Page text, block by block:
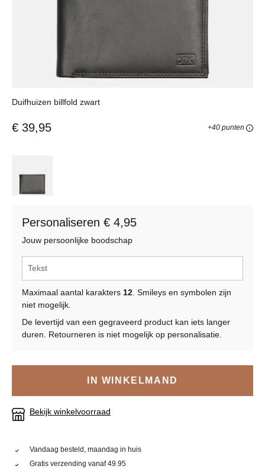
Duifhuizen billfold zwart
€ 39,95 +40 punten
Personaliseren € 4,95
Jouw persoonlijke boodschap
Maximaal aantal karakters 12. Smileys en symbolen zijn
niet mogelijk.
De levertijd van een gegraveerd product kan iets langer
duren. Retourneren is niet mogelijk op personalisatie.
IN WINKELMAND
Bekijk winkelvoorraad
Vandaag besteld, maandag in huis
Gratis verzending vanaf 49.95